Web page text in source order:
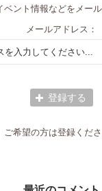
ント情報などをメール
メールアドレス：
ご希望の方は登録くださ